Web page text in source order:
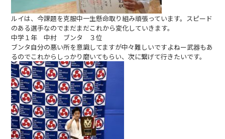
ルイは、今課題を克服中一生懸命取り組み頑張っています。スピード
のある選手なのでまだまだこれから変化していきます。
中学１年 中村 ブンタ ３位
ブンタ自分の悪い所を意識してますが中々難しいですよねー武器もあ
るのでこれからしっかり磨いてもらい、次に繋げて行きたいです。